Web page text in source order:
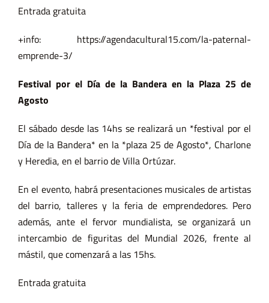
Entrada gratuita
+info: https://agendacultural15.com/la-paternal-
emprende-3/
Festival por el Día de la Bandera en la Plaza 25 de
Agosto
El sábado desde las 14hs se realizará un *festival por el
Día de la Bandera* en la *plaza 25 de Agosto*, Charlone
y Heredia, en el barrio de Villa Ortúzar.
En el evento, habrá presentaciones musicales de artistas
del barrio, talleres y la feria de emprendedores. Pero
además, ante el fervor mundialista, se organizará un
intercambio de figuritas del Mundial 2026, frente al
mástil, que comenzará a las 15hs.
Entrada gratuita